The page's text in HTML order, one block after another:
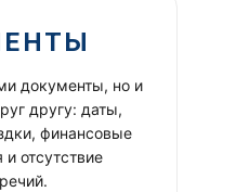
документы, но и
другу: даты,
финансовые
отсутствие